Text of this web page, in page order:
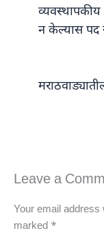
न केल्यास
Leave a
Your email address
marked *